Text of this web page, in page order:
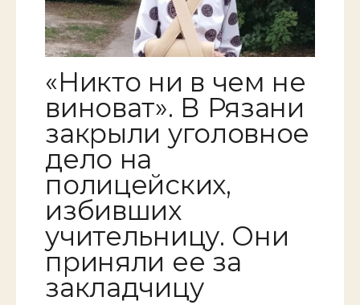
«Никто ни в чем не
виноват». В Рязани
закрыли уголовное
дело на
полицейских,
избивших
учительницу. Они
приняли ее за
закладчицу